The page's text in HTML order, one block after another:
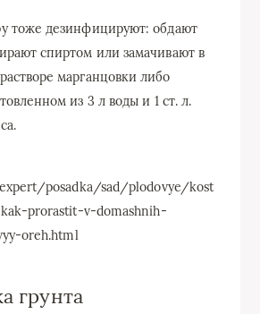
тоже дезинфицируют: обдают
спиртом или замачивают в
марганцовки либо
из 3 л воды и 1 ст. л.
posadka/sad/plodovye/kost
prorastit-v-domashnih-
oreh.html
грунта